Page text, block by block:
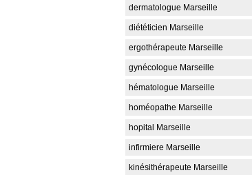
dermatologue Marseille
diététicien Marseille
ergothérapeute Marseille
gynécologue Marseille
hématologue Marseille
homéopathe Marseille
hopital Marseille
infirmiere Marseille
kinésithérapeute Marseille